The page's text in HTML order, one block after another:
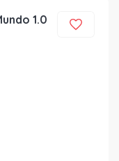
1.0